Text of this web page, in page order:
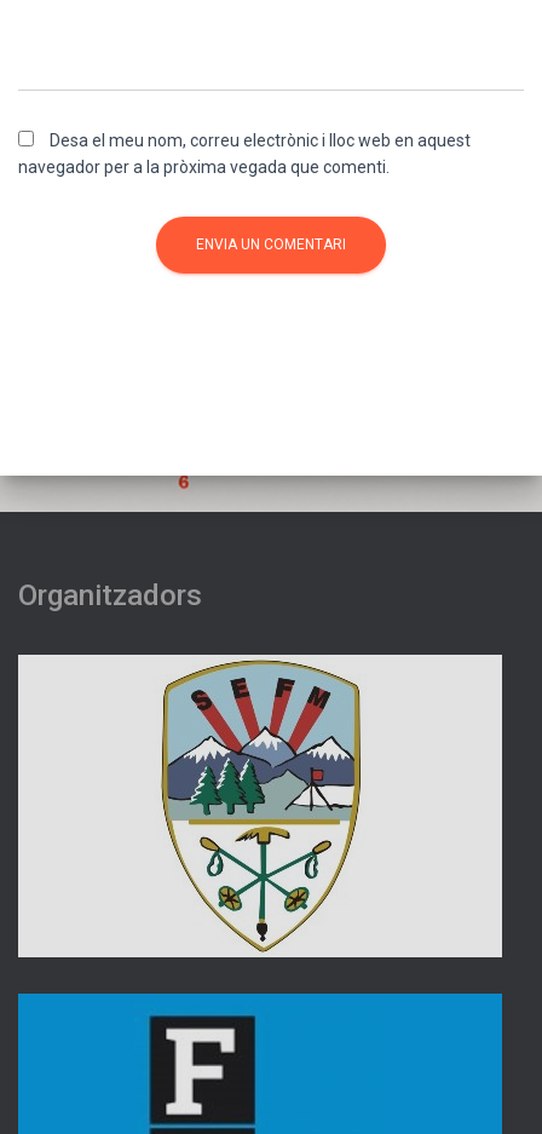
Desa el meu nom, correu electrònic i lloc web en aquest
navegador per a la pròxima vegada que comenti.
Organitzadors